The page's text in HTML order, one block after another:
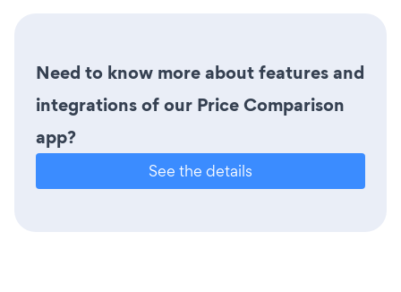
Need to know more about features and
integrations of our Price Comparison
app?
See the details